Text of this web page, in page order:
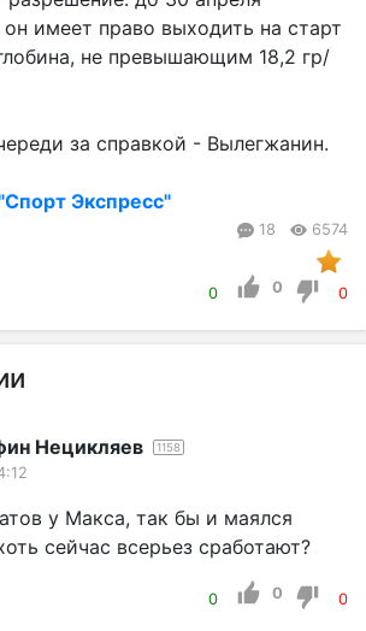
имеет право выходить на старт
не превышающим 18,2 гр/
за справкой - Вылегжанин.
Экспресс"
18 6574
0 0 0
Нецикляев 1158
у Макса, так бы и маялся
сейчас всерьез сработают?
0 0 0